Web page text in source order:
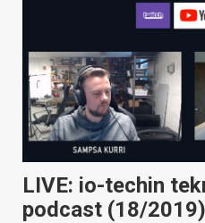
LIVE: io-techin
podcast (18/2019)